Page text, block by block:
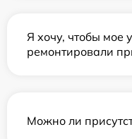
Я хочу, чтобы мое
ремонтировали
Можно ли